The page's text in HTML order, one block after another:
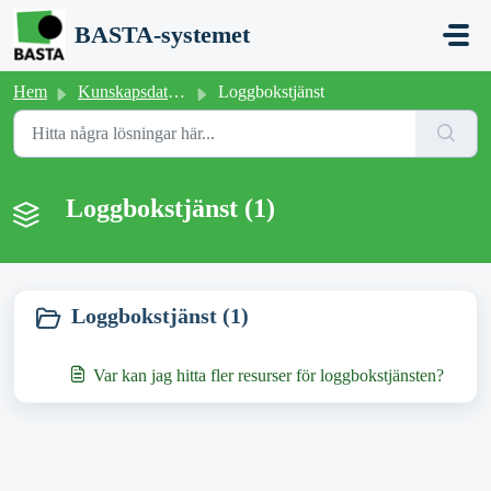
Hoppa över till huvudinnehåll
BASTA-systemet
Hem Kunskapsdatabas Loggbokstjänst
Loggbokstjänst (1)
Loggbokstjänst (1)
Var kan jag hitta fler resurser för loggbokstjänsten?